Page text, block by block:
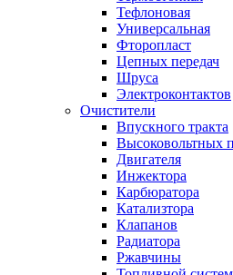
Тефлоновая
Универсальная
Фторопласт
Цепных передач
Шруса
Электроконтактов
Очистители
Впускного тракта
Высоковольтных
Двигателя
Инжектора
Карбюратора
Катализтора
Клапанов
Радиатора
Ржавчины